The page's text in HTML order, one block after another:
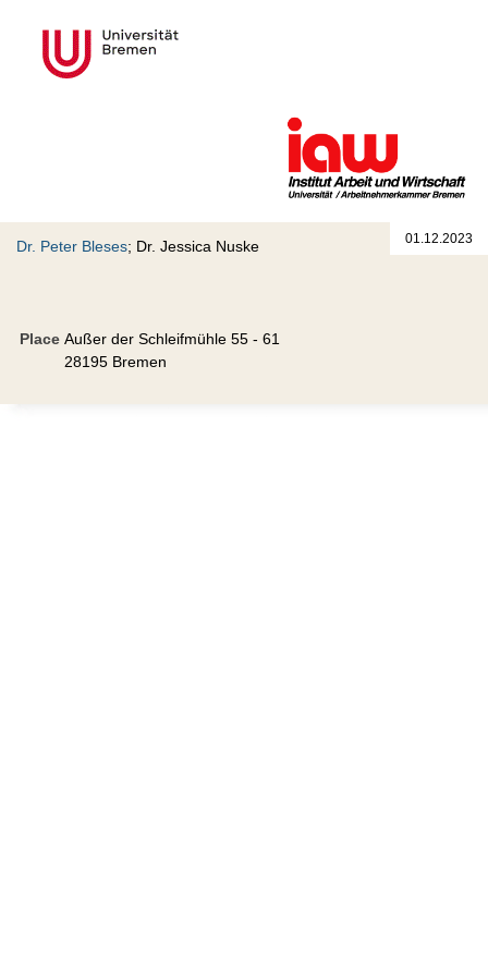
01.12.2023
Dr. Peter Bleses; Dr. Jessica Nuske
Place Außer der Schleifmühle 55 - 61
28195 Bremen